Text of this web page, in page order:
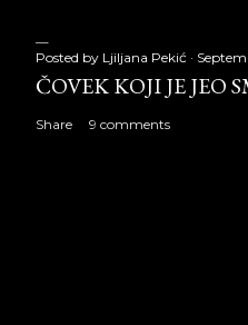
Posted by Ljiljana Pekić
ČOVEK KOJI JE JEO
Share 9 comments